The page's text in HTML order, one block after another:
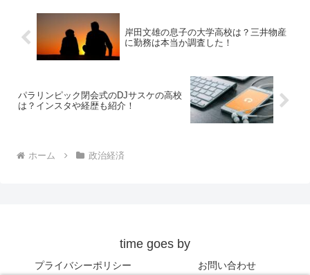
岸田文雄の息子の大学高校は？三井物産
に勤務は本当か調査した！
パラリンピック閉会式のDJサスケの高校
は？インスタや経歴も紹介！
ホーム 政治経済
time goes by
プライバシーポリシー お問い合わせ